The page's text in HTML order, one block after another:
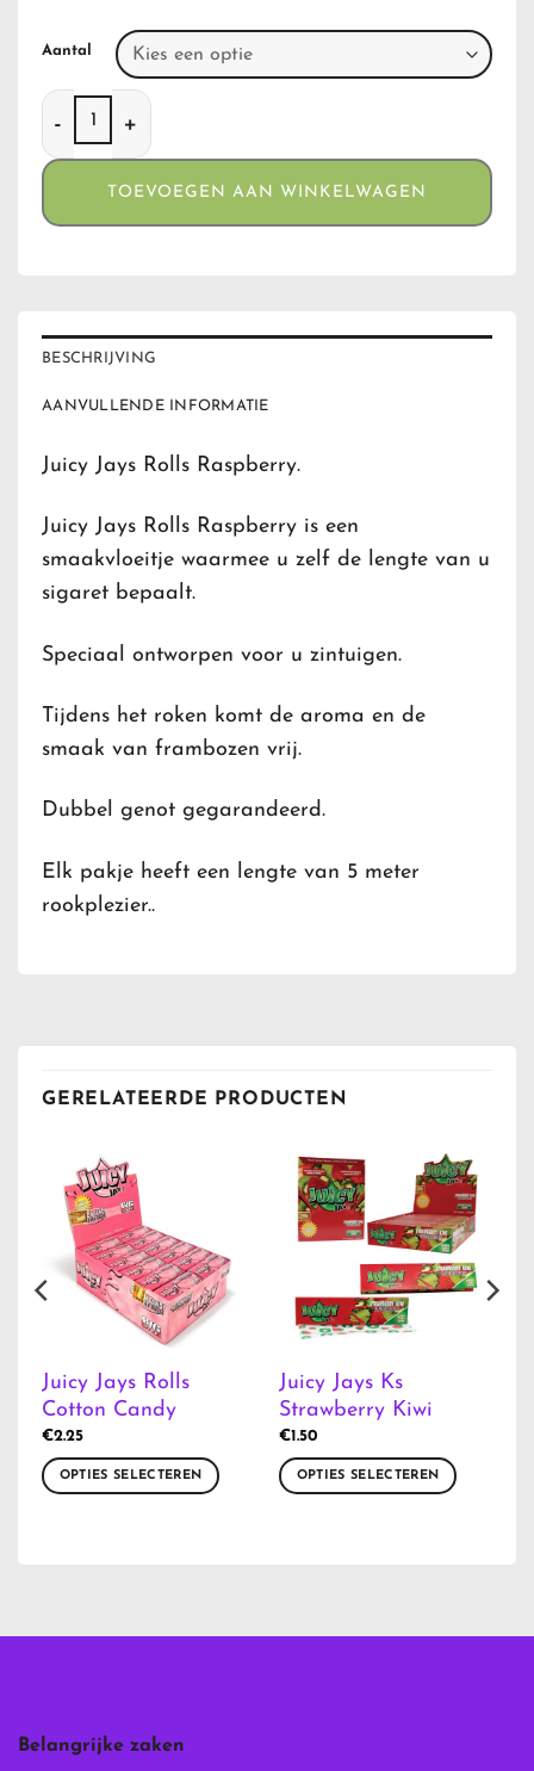
Aantal
Juicy Jays Rolls Raspberry aantal
TOEVOEGEN AAN WINKELWAGEN
BESCHRIJVING
AANVULLENDE INFORMATIE
Juicy Jays Rolls Raspberry.
Juicy Jays Rolls Raspberry is een
smaakvloeitje waarmee u zelf de lengte van u
sigaret bepaalt.
Speciaal ontworpen voor u zintuigen.
Tijdens het roken komt de aroma en de
smaak van frambozen vrij.
Dubbel genot gegarandeerd.
Elk pakje heeft een lengte van 5 meter
rookplezier..
GERELATEERDE PRODUCTEN
Juicy Jays Rolls
Cotton Candy
€2.25
OPTIES SELECTEREN
op
Juicy Jays Ks
Strawberry Kiwi
€1.50
OPTIES SELECTEREN
Belangrijke zaken